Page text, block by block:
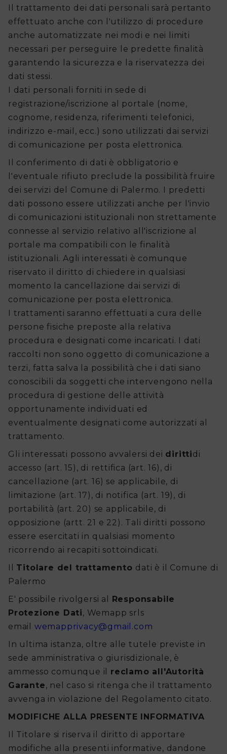
Il trattamento dei dati personali sarà pertanto
effettuato anche con l'utilizzo di procedure
anche automatizzate nei modi e nei limiti
necessari per perseguire le predette finalità
garantendo la sicurezza e la riservatezza dei
dati stessi.
I dati personali forniti in sede di
registrazione/iscrizione al portale (nome,
cognome, residenza, riferimenti telefonici,
indirizzo e-mail, ecc.) sono utilizzati dai servizi
di comunicazione per posta elettronica.
Il conferimento di dati è obbligatorio e
l'eventuale rifiuto preclude la possibilità fruire
dei servizi del Comune di Palermo. I predetti
dati possono essere utilizzati anche per l'invio
di comunicazioni istituzionali non strettamente
connesse al servizio relativo all'iscrizione al
portale ma compatibili con le finalità
istituzionali. Agli interessati è comunque
riservato il diritto di chiedere in qualsiasi
momento la cancellazione dai servizi di
comunicazione per posta elettronica.
I trattamenti saranno effettuati a cura delle
persone fisiche preposte alla relativa
procedura e designati come incaricati. I dati
raccolti non sono oggetto di comunicazione a
terzi, fatta salva la possibilità che i dati siano
conoscibili da soggetti che intervengono nella
procedura di gestione delle attività
opportunamente individuati ed
eventualmente designati come autorizzati al
trattamento.
Gli interessati possono avvalersi dei dirittidi
accesso (art. 15), di rettifica (art. 16), di
cancellazione (art. 16) se applicabile, di
limitazione (art. 17), di notifica (art. 19), di
portabilità (art. 20) se applicabile, di
opposizione (artt. 21 e 22). Tali diritti possono
essere esercitati in qualsiasi momento
ricorrendo ai recapiti sottoindicati.
Titolare del trattamento dati è il Comune di
Palermo
E' possibile rivolgersi al
Responsabile
Protezione Dati, Wemapp srls
email wemapprivacy@gmail.com
In ultima istanza, oltre alle tutele previste in
sede amministrativa o giurisdizionale, è
ammesso comunque il reclamo all'Autorità
Garante, nel caso si ritenga che il trattamento
avvenga in violazione del Regolamento citato.
MODIFICHE ALLA PRESENTE INFORMATIVA
Il Titolare si riserva il diritto di apportare
modifiche alla presenti informative, dandone